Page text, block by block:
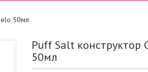
50мл
Puff Salt конструктор
50мл